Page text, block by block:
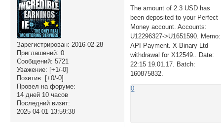
Зарегистрирован: 2016-02-28
Приглашений: 0
Сообщений: 5721
Уважение: [+1/-0]
Позитив: [+0/-0]
Провел на форуме:
14 дней 10 часов
Последний визит:
2025-04-01 13:59:38
The amount of 2.3 USD has
been deposited to your Perfect
Money account. Accounts:
U12296327->U1651590. Memo:
API Payment. X-Binary Ltd
withdrawal for X12549.. Date:
22:15 19.01.17. Batch:
160875832.
0